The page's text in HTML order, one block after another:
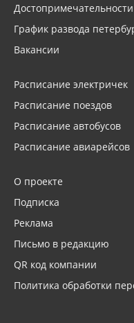
Достопримечательности
График развода
Вакансии
Расписание электричек
Расписание поездов
Расписание автобусов
Расписание авиарейсов
О проекте
Подписка
Реклама
Письмо в редакцию
QR код компании
Политика обработки